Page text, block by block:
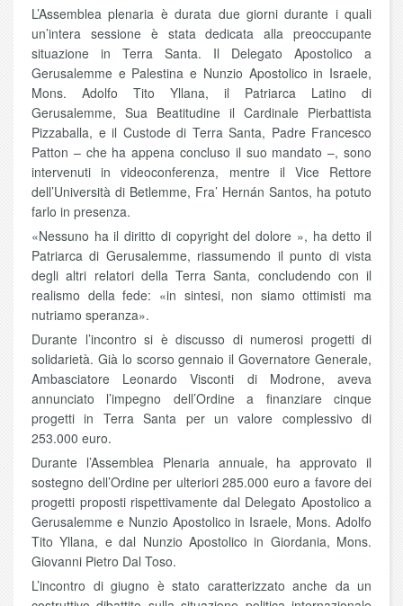
L’Assemblea plenaria è durata due giorni durante i quali
un’intera sessione è stata dedicata alla preoccupante
situazione in Terra Santa. Il Delegato Apostolico a
Gerusalemme e Palestina e Nunzio Apostolico in Israele,
Mons. Adolfo Tito Yllana, il Patriarca Latino di
Gerusalemme, Sua Beatitudine il Cardinale Pierbattista
Pizzaballa, e il Custode di Terra Santa, Padre Francesco
Patton – che ha appena concluso il suo mandato –, sono
intervenuti in videoconferenza, mentre il Vice Rettore
dell’Università di Betlemme, Fra’ Hernán Santos, ha potuto
farlo in presenza.
«Nessuno ha il diritto di copyright del dolore », ha detto il
Patriarca di Gerusalemme, riassumendo il punto di vista
degli altri relatori della Terra Santa, concludendo con il
realismo della fede: «in sintesi, non siamo ottimisti ma
nutriamo speranza».
Durante l’incontro si è discusso di numerosi progetti di
solidarietà. Già lo scorso gennaio il Governatore Generale,
Ambasciatore Leonardo Visconti di Modrone, aveva
annunciato l’impegno dell’Ordine a finanziare cinque
progetti in Terra Santa per un valore complessivo di
253.000 euro.
Durante l’Assemblea Plenaria annuale, ha approvato il
sostegno dell’Ordine per ulteriori 285.000 euro a favore dei
progetti proposti rispettivamente dal Delegato Apostolico a
Gerusalemme e Nunzio Apostolico in Israele, Mons. Adolfo
Tito Yllana, e dal Nunzio Apostolico in Giordania, Mons.
Giovanni Pietro Dal Toso.
L’incontro di giugno è stato caratterizzato anche da un